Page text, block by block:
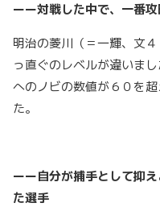
ーー対戦した中で、一番
明治の菱川（＝一輝、文
っ直ぐのレベルが違いま
へのノビの数値が６０を
た。
ーー自分が捕手として抑
た選手